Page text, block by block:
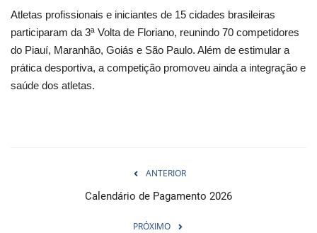
Atletas profissionais e iniciantes de 15 cidades brasileiras
participaram da 3ª Volta de Floriano, reunindo 70 competidores
do Piauí, Maranhão, Goiás e São Paulo. Além de estimular a
prática desportiva, a competição promoveu ainda a integração e
saúde dos atletas.
ANTERIOR
Calendário de Pagamento 2026
PRÓXIMO